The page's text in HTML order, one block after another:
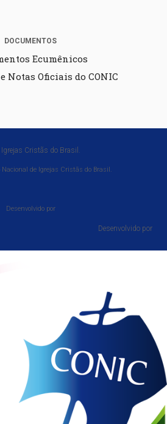
DOCUMENTOS
Ecumênicos
Notas Oficiais do CONIC
Cristãs do Brasil.
de Igrejas Cristãs do Brasil.
Desenvolvido por
Desenvolvido por⠀